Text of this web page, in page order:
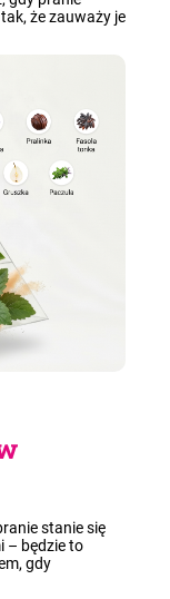
że zauważy je
stanie się
– będzie to
gdy